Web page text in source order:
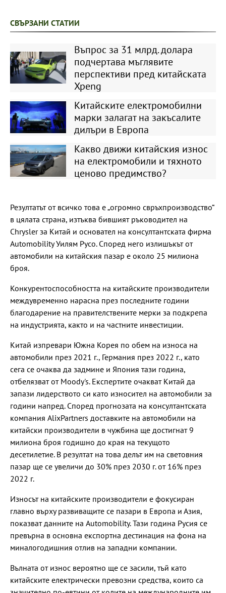
СВЪРЗАНИ СТАТИИ
Въпрос за 31 млрд. долара
подчертава мъглявите
перспективи пред китайската
Xpeng
Китайските електромобилни
марки залагат на закъсалите
дилъри в Европа
Какво движи китайския износ
на електромобили и тяхното
ценово предимство?
Резултатът от всичко това е „огромно свръхпроизводство“
в цялата страна, изтъква бившият ръководител на
Chrysler за Китай и основател на консултантската фирма
Automobility Уилям Русо. Според него излишъкът от
автомобили на китайския пазар е около 25 милиона
броя.
Конкурентоспособността на китайските производители
междувременно нарасна през последните години
благодарение на правителствените мерки за подкрепа
на индустрията, както и на частните инвестиции.
Китай изпревари Южна Корея по обем на износа на
автомобили през 2021 г., Германия през 2022 г., като
сега се очаква да задмине и Япония тази година,
отбелязват от Moody's. Експертите очакват Китай да
запази лидерството си като износител на автомобили за
години напред. Според прогнозата на консултантската
компания AlixPartners доставките на автомобили на
китайски производители в чужбина ще достигнат 9
милиона броя годишно до края на текущото
десетилетие. В резултат на това делът им на световния
пазар ще се увеличи до 30% през 2030 г. от 16% през
2022 г.
Износът на китайските производители е фокусиран
главно върху развиващите се пазари в Европа и Азия,
показват данните на Automobility. Тази година Русия се
превърна в основна експортна дестинация на фона на
миналогодишния отлив на западни компании.
Вълната от износ вероятно ще се засили, тъй като
китайските електрически превозни средства, които са